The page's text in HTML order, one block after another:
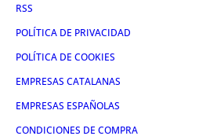
RSS
POLÍTICA DE PRIVACIDAD
POLÍTICA DE COOKIES
EMPRESAS CATALANAS
EMPRESAS ESPAÑOLAS
CONDICIONES DE COMPRA